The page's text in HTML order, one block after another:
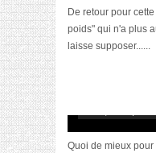
De retour pour
poids" qui n'a plus
laisse supposer......
[Vidéo]
Quoi de mieux